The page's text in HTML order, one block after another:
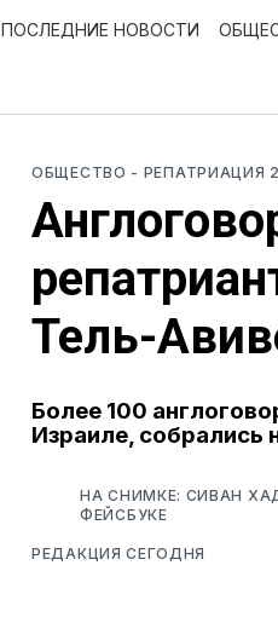
ПОСЛЕДНИЕ НОВОСТИ
ОБЩЕСТВО - РЕПАТРИАЦИЯ
Тель-
Более 100
Израиле, собрались
НА СНИМКЕ: СИВАН
ФЕЙСБУКЕ
РЕДАКЦИЯ СЕГОДНЯ